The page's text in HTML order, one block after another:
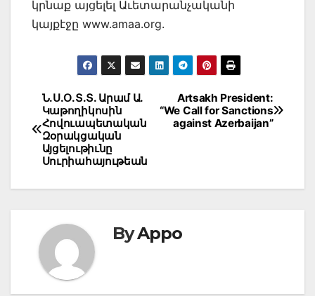
կրնաք այցելել Աւետարանչականի
կայքէջը www.amaa.org.
Post
navigation
Artsakh President:
“We Call for Sanctions
against Azerbaijan”
Ն.Ս.Օ.Տ.Տ. Արամ Ա.
Կաթողիկոսին
Հովուապետական
Զօրակցական
Այցելութիւնը
Սուրիահայութեան
ByAppo